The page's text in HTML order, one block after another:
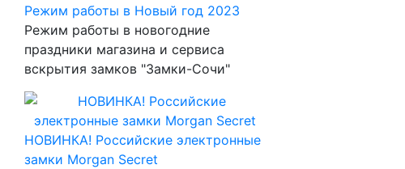
Режим работы в Новый год 2023
Режим работы в новогодние
праздники магазина и сервиса
вскрытия замков "Замки-Сочи"
НОВИНКА! Российские электронные
замки Morgan Secret